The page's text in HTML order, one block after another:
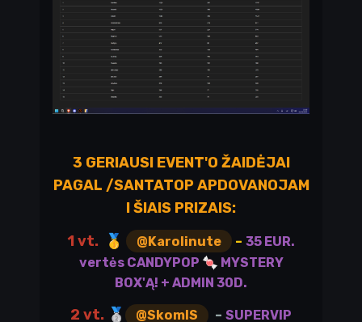
3 GERIAUSI EVENT'O ŽAIDĖJAI
PAGAL /SANTATOP APDOVANOJAM
I ŠIAIS PRIZAIS:
1 vt.
🥇 @Karolinute - 35 EUR.
vertės CANDYPOP 🍬 MYSTERY
BOX'Ą! + ADMIN 30D.
2 vt. 🥈 @SkomIS - SUPERVIP